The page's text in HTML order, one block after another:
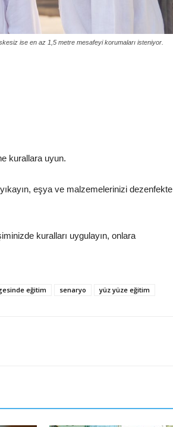
ise en az 1,5 metre mesafeyi korumaları isteniyor.
kurallara uyun.
eşya ve malzemelerinizi dezenfekte
kuralları uygulayın, onlara
eğitim senaryo yüz yüze eğitim